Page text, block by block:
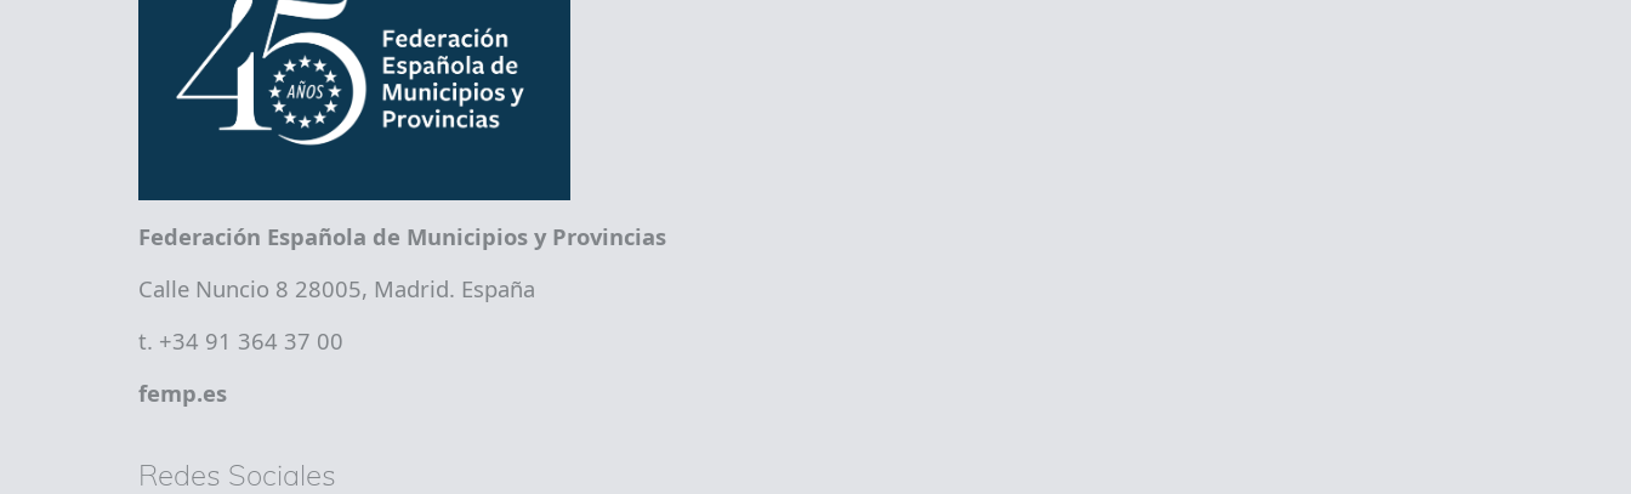
Federación Española de Municipios y Provincias
Calle Nuncio 8 28005, Madrid. España
t. +34 91 364 37 00
femp.es
Redes Sociales